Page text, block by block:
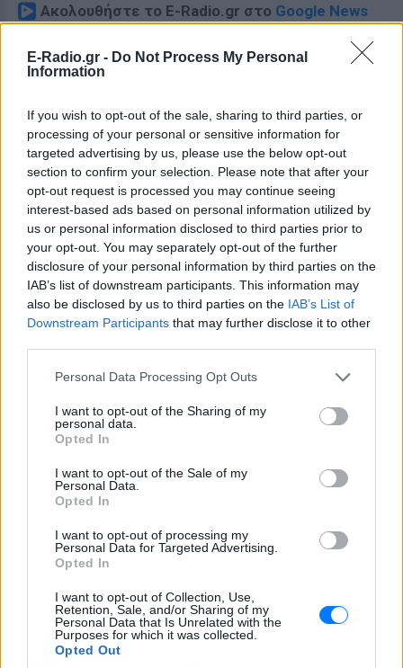
E-Radio.gr - Do Not Process My Personal
Information
If you wish to opt-out of the sale, sharing to third parties, or
processing of your personal or sensitive information for
targeted advertising by us, please use the below opt-out
section to confirm your selection. Please note that after your
opt-out request is processed you may continue seeing
interest-based ads based on personal information utilized by
us or personal information disclosed to third parties prior to
your opt-out. You may separately opt-out of the further
disclosure of your personal information by third parties on the
IAB’s list of downstream participants. This information may
also be disclosed by us to third parties on the IAB’s List of
Downstream Participants that may further disclose it to other
Personal Data Processing Opt Outs
I want to opt-out of the Sharing of my
personal data.
Opted In
I want to opt-out of the Sale of my
Personal Data.
Opted In
I want to opt-out of processing my
Personal Data for Targeted Advertising.
Opted In
I want to opt-out of Collection, Use,
Retention, Sale, and/or Sharing of my
Personal Data that Is Unrelated with the
Purposes for which it was collected.
Opted Out
Ακολουθήστε το E-Radio.gr στο Google News
Για ακόμη περισσότερα
Ακολουθήστε το E-Radio.gr και στο Instagram
ΔΙΑΦΗΜΙΣΗ
ΔΕΙΤΕ ΕΠΙΣΗΣ
ΣΤΗΝ ΙΔΙΑ ΚΑΤΗΓΟΡΙΑ